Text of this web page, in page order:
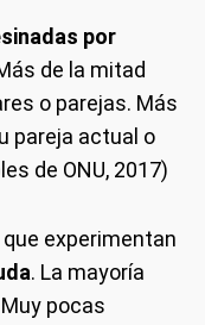
por
de la mitad
o parejas. Más
pareja actual o
de ONU, 2017)
que experimentan
. La mayoría
pocas